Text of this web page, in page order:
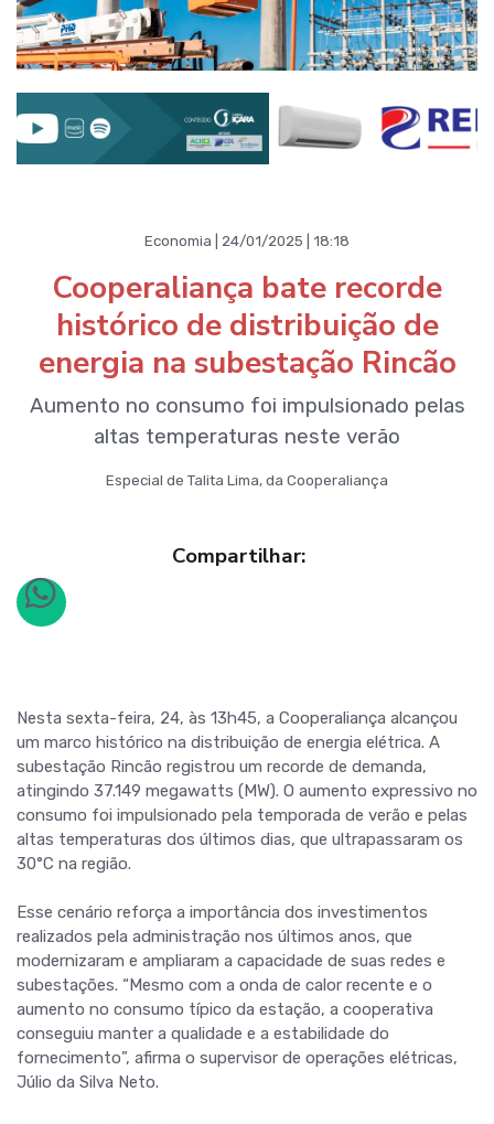
Economia | 24/01/2025 | 18:18
Cooperaliança bate recorde
histórico de distribuição de
energia na subestação Rincão
Aumento no consumo foi impulsionado pelas
altas temperaturas neste verão
Especial de Talita Lima, da Cooperaliança
Compartilhar:
Nesta sexta-feira, 24, às 13h45, a Cooperaliança alcançou
um marco histórico na distribuição de energia elétrica. A
subestação Rincão registrou um recorde de demanda,
atingindo 37.149 megawatts (MW). O aumento expressivo no
consumo foi impulsionado pela temporada de verão e pelas
altas temperaturas dos últimos dias, que ultrapassaram os
30°C na região.
Esse cenário reforça a importância dos investimentos
realizados pela administração nos últimos anos, que
modernizaram e ampliaram a capacidade de suas redes e
subestações. “Mesmo com a onda de calor recente e o
aumento no consumo típico da estação, a cooperativa
conseguiu manter a qualidade e a estabilidade do
fornecimento”, afirma o supervisor de operações elétricas,
Júlio da Silva Neto.